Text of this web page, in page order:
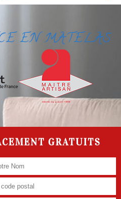
EN MATELAS
GRATUITS